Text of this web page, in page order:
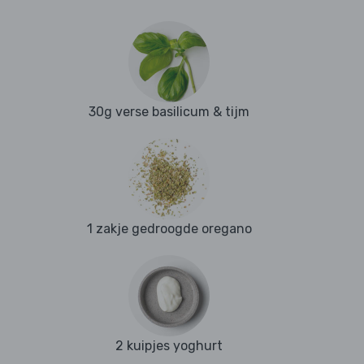
30g verse basilicum & tijm
1 zakje gedroogde oregano
2 kuipjes yoghurt